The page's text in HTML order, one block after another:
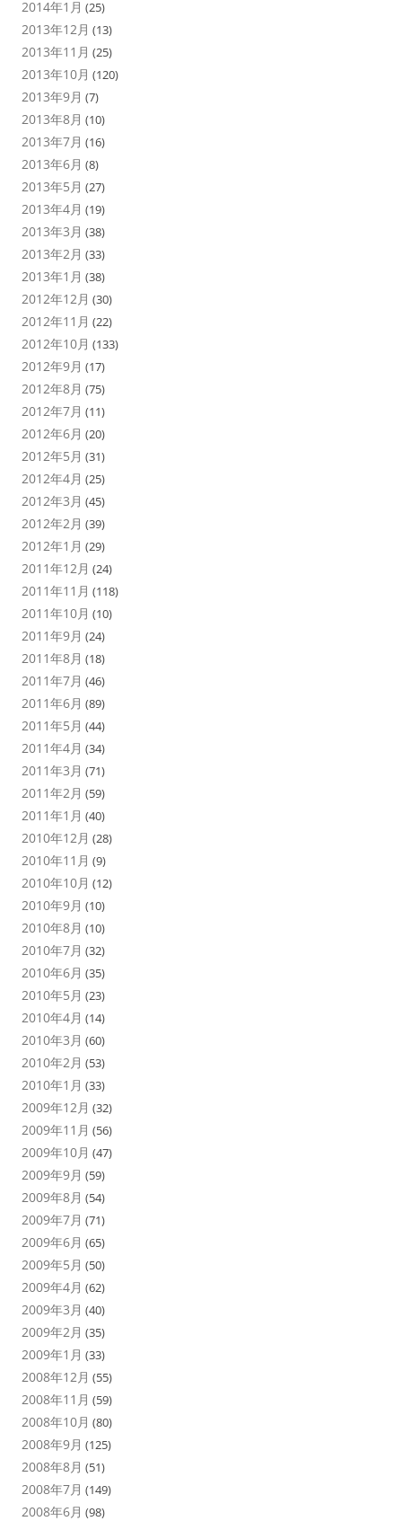
2014年1月 (25)
2013年12月 (13)
2013年11月 (25)
2013年10月 (120)
2013年9月 (7)
2013年8月 (10)
2013年7月 (16)
2013年6月 (8)
2013年5月 (27)
2013年4月 (19)
2013年3月 (38)
2013年2月 (33)
2013年1月 (38)
2012年12月 (30)
2012年11月 (22)
2012年10月 (133)
2012年9月 (17)
2012年8月 (75)
2012年7月 (11)
2012年6月 (20)
2012年5月 (31)
2012年4月 (25)
2012年3月 (45)
2012年2月 (39)
2012年1月 (29)
2011年12月 (24)
2011年11月 (118)
2011年10月 (10)
2011年9月 (24)
2011年8月 (18)
2011年7月 (46)
2011年6月 (89)
2011年5月 (44)
2011年4月 (34)
2011年3月 (71)
2011年2月 (59)
2011年1月 (40)
2010年12月 (28)
2010年11月 (9)
2010年10月 (12)
2010年9月 (10)
2010年8月 (10)
2010年7月 (32)
2010年6月 (35)
2010年5月 (23)
2010年4月 (14)
2010年3月 (60)
2010年2月 (53)
2010年1月 (33)
2009年12月 (32)
2009年11月 (56)
2009年10月 (47)
2009年9月 (59)
2009年8月 (54)
2009年7月 (71)
2009年6月 (65)
2009年5月 (50)
2009年4月 (62)
2009年3月 (40)
2009年2月 (35)
2009年1月 (33)
2008年12月 (55)
2008年11月 (59)
2008年10月 (80)
2008年9月 (125)
2008年8月 (51)
2008年7月 (149)
2008年6月 (98)